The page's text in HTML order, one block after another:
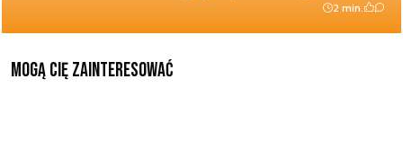
2 min.
Mogą Cię zainteresować